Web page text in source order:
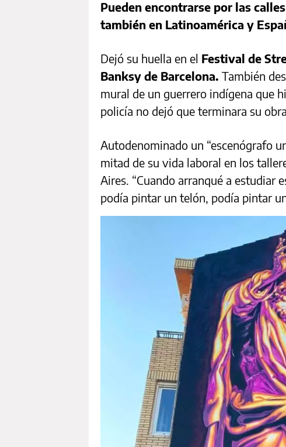
Pueden encontrarse por las
también en Latinoamérica y
Dejó su huella en el Festival de
Banksy de Barcelona. También
mural de un guerrero indígena que
policía no dejó que terminara su
Autodenominado un “escenógrafo
mitad de su vida laboral en los
Aires. “Cuando arranqué a estudiar
podía pintar un telón, podía pintar